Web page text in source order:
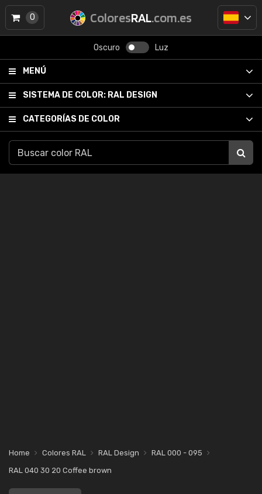
ColoresRAL.com.es
Oscuro Luz
MENÚ
SISTEMA DE COLOR: RAL DESIGN
CATEGORÍAS DE COLOR
0
Home Colores RAL RAL Design
RAL 000 - 095
RAL 040 30 20 Coffee brown